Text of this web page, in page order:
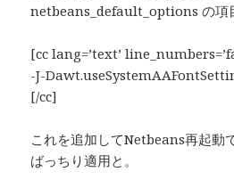
netbeans_default_options の項
[cc lang=’text’
-J-
[/cc]
これを追加してNetbeans再起動
ばっちり適用と。